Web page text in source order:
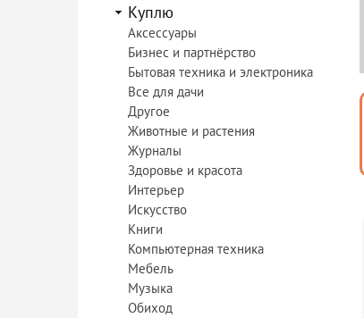
Куплю
Аксессуары
Бизнес и партнёрство
Бытовая техника и электроника
Все для дачи
Другое
Животные и растения
Журналы
Здоровье и красота
Интерьер
Искусство
Книги
Компьютерная техника
Мебель
Музыка
Обиход